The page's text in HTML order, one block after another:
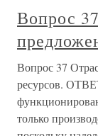
Вопрос
Вопрос 37
ресурсов.
только